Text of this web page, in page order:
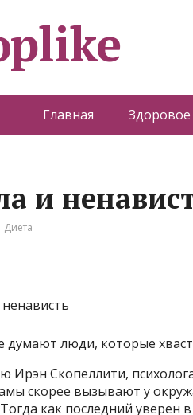
Главная
и
Диета
думают люди, которые
Ирэн Скопеллити,
скорее вызывают у
Тогда как последний